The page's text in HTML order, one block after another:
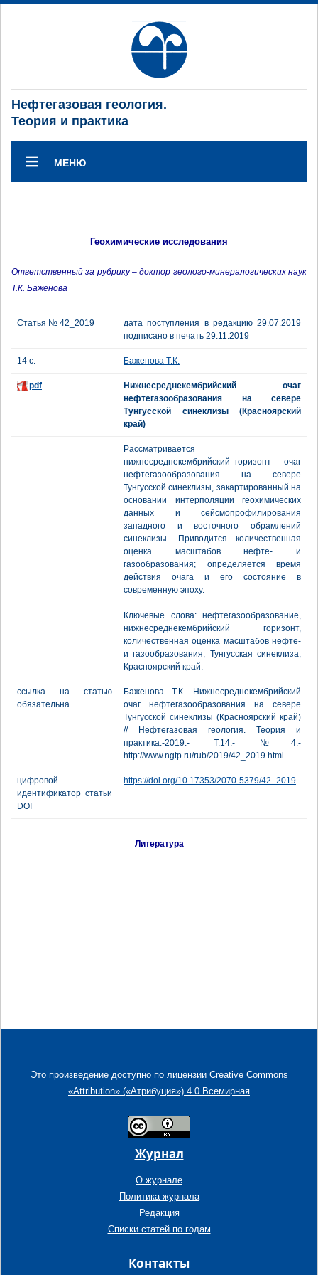
Нефтегазовая геология.
Теория и практика
МЕНЮ
Геохимические исследования
Ответственный за рубрику – доктор геолого-минералогических наук
Т.К. Баженова
Статья № 42_2019
дата поступления в редакцию 29.07.2019
подписано в печать 29.11.2019
14 с. Баженова Т.К.
pdf
Нижнесреднекембрийский очаг
нефтегазообразования на севере
Тунгусской синеклизы (Красноярский
край)
Рассматривается
нижнесреднекембрийский горизонт - очаг
нефтегазообразования на севере
Тунгусской синеклизы, закартированный на
основании интерполяции геохимических
данных и сейсмопрофилирования
западного и восточного обрамлений
синеклизы. Приводится количественная
оценка масштабов нефте- и
газообразования; определяется время
действия очага и его состояние в
современную эпоху.
Ключевые слова: нефтегазообразование,
нижнесреднекембрийский горизонт,
количественная оценка масштабов нефте-
и газообразования, Тунгусская синеклиза,
Красноярский край.
ссылка на статью
обязательна
Баженова Т.К. Нижнесреднекембрийский
очаг нефтегазообразования на севере
Тунгусской синеклизы (Красноярский край)
// Нефтегазовая геология. Теория и
практика.-2019.- Т.14.- №4.-
http://www.ngtp.ru/rub/2019/42_2019.html
цифровой
идентификатор статьи
DOI
https://doi.org/10.17353/2070-5379/42_2019
Литература
Это произведение доступно по лицензии Creative Commons
«Attribution» («Атрибуция») 4.0 Всемирная
Журнал
О журнале
Политика журнала
Редакция
Списки статей по годам
Контакты